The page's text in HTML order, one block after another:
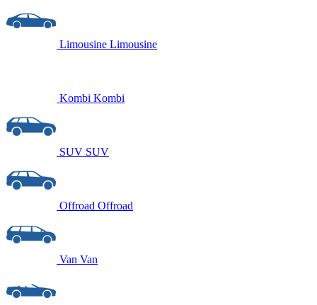
Limousine Limousine
Kombi Kombi
SUV SUV
Offroad Offroad
Van Van